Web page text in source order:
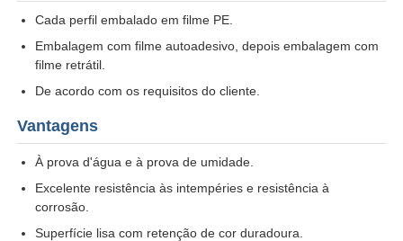
Notícias
Perfis de alumínio de extrusão
Perfis de cozinha de alumínio
Cada perfil embalado em filme PE.
Embalagem com filme autoadesivo, depois embalagem com
filme retrátil.
De acordo com os requisitos do cliente.
Vantagens
À prova d'água e à prova de umidade.
Excelente resistência às intempéries e resistência à
corrosão.
Superfície lisa com retenção de cor duradoura.